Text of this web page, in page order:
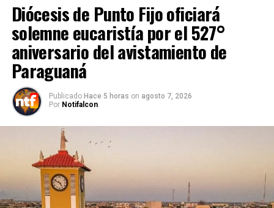
Diócesis de Punto Fijo oficiará
solemne eucaristía por el 527°
aniversario del avistamiento de
Paraguaná
Publicado Hace 5 horas on agosto 7, 2026
Por Notifalcon